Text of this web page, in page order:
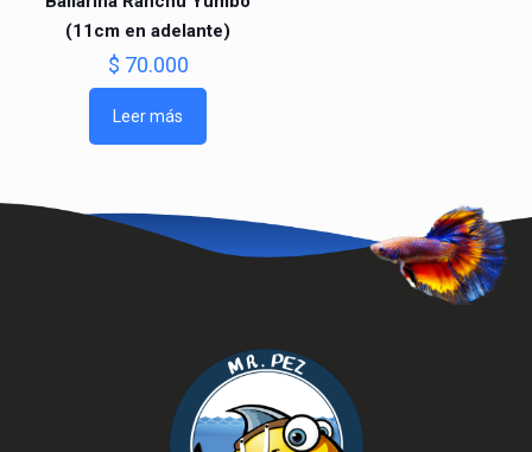
(11cm en adelante)
$ 70.000
Leer más